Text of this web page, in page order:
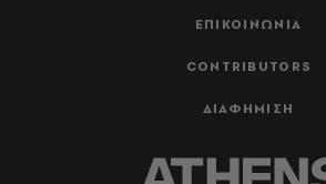
ΕΠΙΚΟΙΝΩΝΙΑ
CONTRIBUTORS
ΔΙΑΦΗΜΙΣΗ